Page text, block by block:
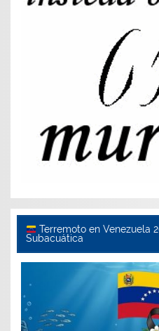
Terremoto en Venezuela
Subacuática